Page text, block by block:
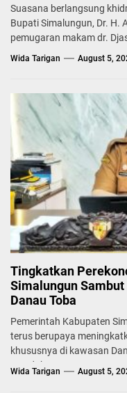
Suasana berlangsung
Bupati Simalungun, Dr. H.
pemugaran makam dr.
Wida Tarigan August 5,
Tingkatkan
Simalungun
Danau Toba
Pemerintah Kabupaten
terus berupaya
khususnya di kawasan
mendukung...
Wida Tarigan August 5,